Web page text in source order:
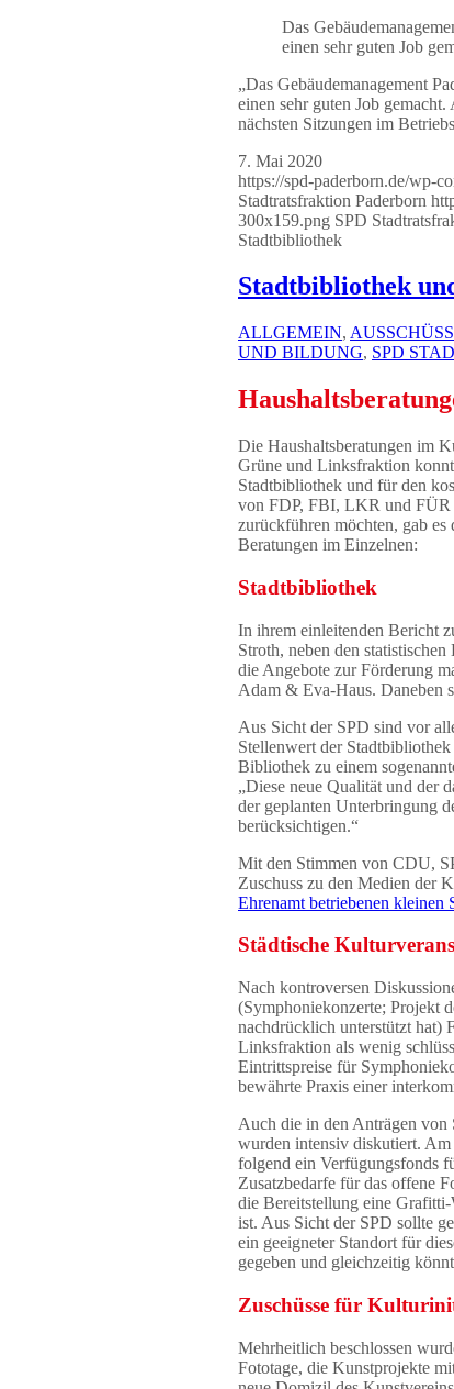
Das
einen sehr guten Job
„Das Gebäudemanagement
einen sehr guten Job
nächsten Sitzungen im
7. Mai 2020
https://spd-paderborn.de/wp-
Stadtratsfraktion Paderborn
300x159.png SPD
Stadtbibliothek
Stadtbibliothek
ALLGEMEIN,
UND BILDUNG, SPD
Die Haushaltsberatungen im
Grüne und Linksfraktion
Stadtbibliothek und für den
von FDP, FBI, LKR und FÜR
zurückführen möchten, gab
Beratungen im Einzelnen:
Stadtbibliothek
In ihrem einleitenden Bericht
Stroth, neben den
die Angebote zur Förderung
Adam & Eva-Haus. Daneben
Aus Sicht der SPD sind vor
Stellenwert der
Bibliothek zu einem
„Diese neue Qualität und der
der geplanten Unterbringung
berücksichtigen.“
Mit den Stimmen von CDU,
Zuschuss zu den Medien der
Ehrenamt betriebenen kleinen
Städtische
Nach kontroversen
(Symphoniekonzerte; Projekt
nachdrücklich unterstützt hat)
Linksfraktion als wenig
Eintrittspreise für
bewährte Praxis einer
Auch die in den Anträgen von
wurden intensiv diskutiert.
folgend ein Verfügungsfonds
Zusatzbedarfe für das offene
die Bereitstellung eine
ist. Aus Sicht der SPD sollte
ein geeigneter Standort für
gegeben und gleichzeitig
Zuschüsse für
Mehrheitlich beschlossen
Fototage, die Kunstprojekte